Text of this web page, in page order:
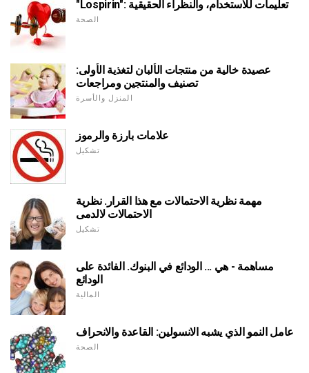
"Lospirin": تعليمات للاستخدام، والنظراء الحقيقية
الصحة
عصيدة خالية من منتجات الألبان لتغذية الأولى:
تصنيف والمنتجين ومراجعات
المنزل والأسرة
علامات بارزة والرموز
تشكيل
مهمة نظرية الاحتمالات مع هذا القرار. نظرية
الاحتمالات لالدمى
تشكيل
مساهمة - هي ... الودائع في البنوك. الفائدة على
الودائع
المالية
عامل النمو الذي يشبه الانسولين: القاعدة والانحراف
الصحة